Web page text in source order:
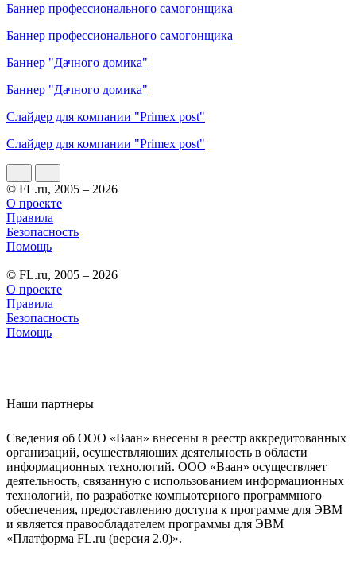
Баннер профессионального самогонщика
Баннер профессионального самогонщика
Баннер "Дачного домика"
Баннер "Дачного домика"
Слайдер для компании "Primex post"
Слайдер для компании "Primex post"
© FL.ru, 2005 – 2026
О проекте
Правила
Безопасность
Помощь
© FL.ru, 2005 – 2026
О проекте
Правила
Безопасность
Помощь
Наши партнеры
Сведения об ООО «Ваан» внесены в реестр аккредитованных
организаций, осуществляющих деятельность в области
информационных технологий. ООО «Ваан» осуществляет
деятельность, связанную с использованием информационных
технологий, по разработке компьютерного программного
обеспечения, предоставлению доступа к программе для ЭВМ
и является правообладателем программы для ЭВМ
«Платформа FL.ru (версия 2.0)».